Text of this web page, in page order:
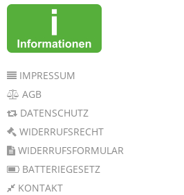
IMPRESSUM
AGB
DATENSCHUTZ
WIDERRUFSRECHT
WIDERRUFSFORMULAR
BATTERIEGESETZ
KONTAKT